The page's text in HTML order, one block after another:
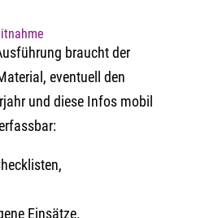
braucht der
eventuell den
und diese Infos mobil
Einsätze.